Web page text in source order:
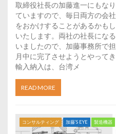
取締役社長の加藤進一にもな
ていますので、毎日両方の会
をおかけすることがあるかも
いたします。両社の社長にな
いましたので、加藤事務所で
月中に完了させようとやって
輸入納入は、台湾メ
READ MORE
コンサルティング 加藤’S EYE 製造機器